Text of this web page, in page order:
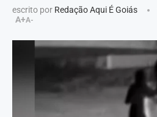
escrito por Redação Aqui É Goiás
A+A-